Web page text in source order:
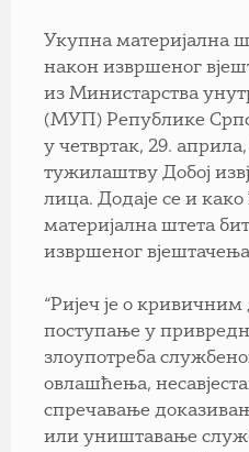
Укупна материјална
након извршеног
из Министарства
(МУП) Републике
у четвртак, 29.
тужилаштву Добој
лица. Додаје се и
материјална штета
извршеног
“Ријеч је о
поступање у
злоупотреба
овлашћења,
спречавање
или уништавање